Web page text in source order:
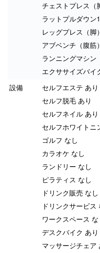
チェストプレス（
ラットプルダウン
レッグプレス（脚
アブベンチ（腹筋
ランニングマシン
エクササイズバイ
設備
セルフエステ あり
セルフ脱毛 あり
セルフネイル あり
セルフホワイトニ
ゴルフ なし
カラオケ なし
ランドリー なし
ピラティス なし
ドリンク販売 なし
ドリンクサービス
ワークスペース な
デスクバイク あり
マッサージチェア